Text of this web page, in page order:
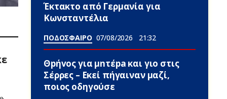
Έκτακτο από Γερμανία για
Κωνσταντέλια
ΠΟΔΟΣΦΑΙΡΟ 07/08/2026 21:32
Θpήvος για μnτέpa και γιο στις
Σέρρες – Εκεί πήγαιναν μαζί,
ποιος οδηγούσε